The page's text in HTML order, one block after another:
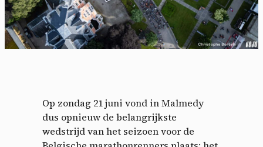
Op zondag 21 juni vond in Malmedy
dus opnieuw de belangrijkste
wedstrijd van het seizoen voor de